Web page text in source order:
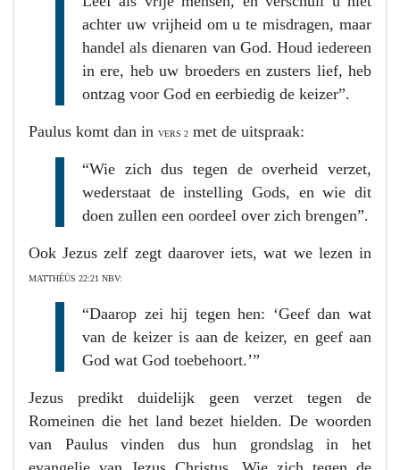
achter uw vrijheid om u te misdragen, maar
handel als dienaren van God. Houd iedereen
in ere, heb uw broeders en zusters lief, heb
ontzag voor God en eerbiedig de keizer”.
Paulus komt dan in VERS 2 met de uitspraak:
“Wie zich dus tegen de overheid verzet,
wederstaat de instelling Gods, en wie dit
doen zullen een oordeel over zich brengen”.
Ook Jezus zelf zegt daarover iets, wat we lezen in
MATTHÉÜS 22:21 NBV:
“Daarop zei hij tegen hen: ‘Geef dan wat
van de keizer is aan de keizer, en geef aan
God wat God toebehoort.’”
Jezus predikt duidelijk geen verzet tegen de
Romeinen die het land bezet hielden. De woorden
van Paulus vinden dus hun grondslag in het